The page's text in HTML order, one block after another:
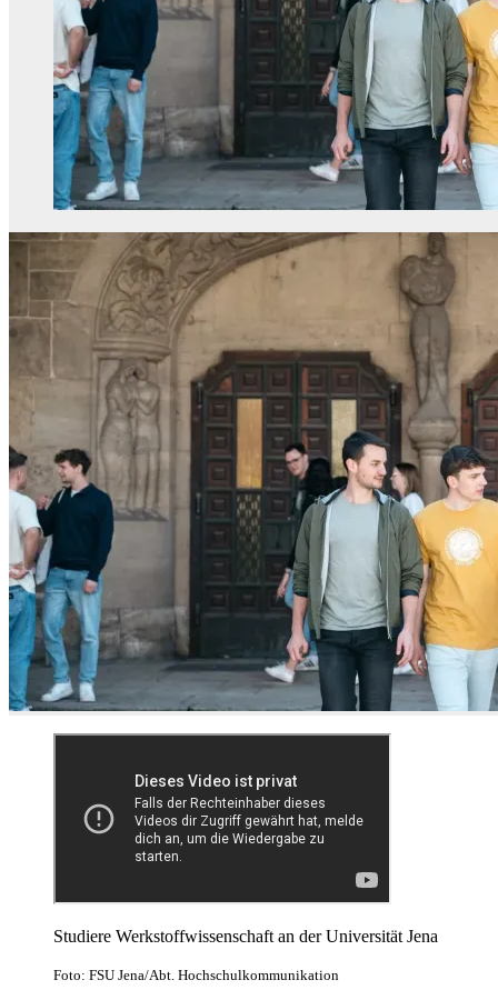
Studiere Werkstoffwissenschaft an der Universität Jena
Foto: FSU Jena/Abt. Hochschulkommunikation